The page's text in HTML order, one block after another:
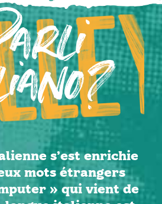
s’est enrichie
mots étrangers
» qui vient de